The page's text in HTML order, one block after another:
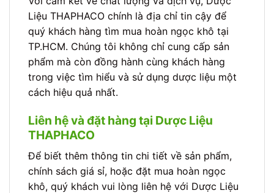
Liệu THAPHACO chính là địa chỉ tin cậy để
quý khách hàng tìm mua hoàn ngọc khô tại
TP.HCM. Chúng tôi không chỉ cung cấp sản
phẩm mà còn đồng hành cùng khách hàng
trong việc tìm hiểu và sử dụng dược liệu một
cách hiệu quả nhất.
Liên hệ và đặt hàng tại Dược Liệu
THAPHACO
Để biết thêm thông tin chi tiết về sản phẩm,
chính sách giá sỉ, hoặc đặt mua hoàn ngọc
khô, quý khách vui lòng liên hệ với Dược Liệu